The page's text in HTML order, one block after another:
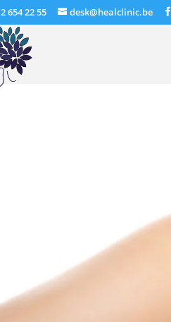
654 22 55 desk@healclinic.be